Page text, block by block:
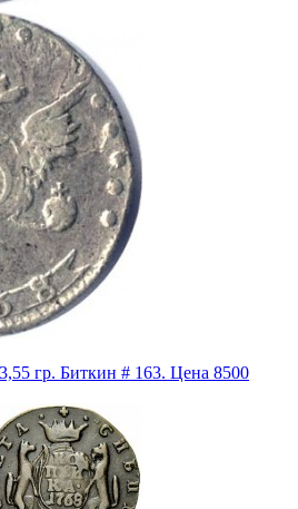
гр. Биткин # 163. Цена 8500